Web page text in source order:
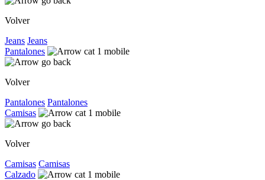
Volver
Jeans Jeans
Pantalones
Volver
Pantalones Pantalones
Camisas
Volver
Camisas Camisas
Calzado